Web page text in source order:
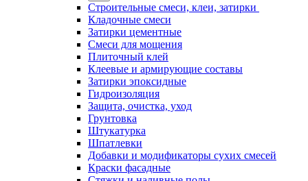
Строительные смеси, клеи, затирки
Кладочные смеси
Затирки цементные
Смеси для мощения
Плиточный клей
Клеевые и армирующие составы
Затирки эпоксидные
Гидроизоляция
Защита, очистка, уход
Грунтовка
Штукатурка
Шпатлевки
Добавки и модификаторы сухих смесей
Краски фасадные